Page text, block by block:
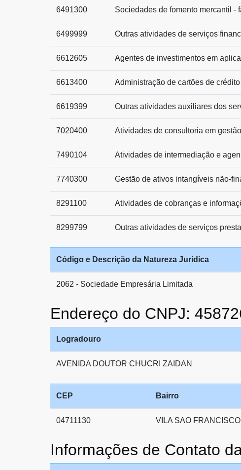
6491300 Sociedades de fomento mercantil -
6499999 Outras atividades de serviços
6612605 Agentes de investimentos em
6613400 Administração de cartões de crédito
6619399 Outras atividades auxiliares dos
7020400 Atividades de consultoria em
7490104 Atividades de intermediação e
7740300 Gestão de ativos intangíveis não-
8291100 Atividades de cobranças e
8299799 Outras atividades de serviços
Código e Descrição da Natureza Jurídica
2062 - Sociedade Empresária Limitada
Endereço do CNPJ:
Logradouro
AVENIDA DOUTOR CHUCRI ZAIDAN
CEP Bairro
04711130 VILA SAO
Informações de Contato